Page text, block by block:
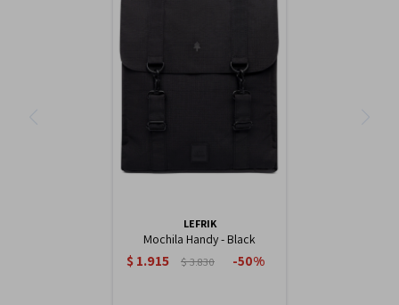
LEFRIK
Mochila Handy - Black
$ 1.915 $3.830 50